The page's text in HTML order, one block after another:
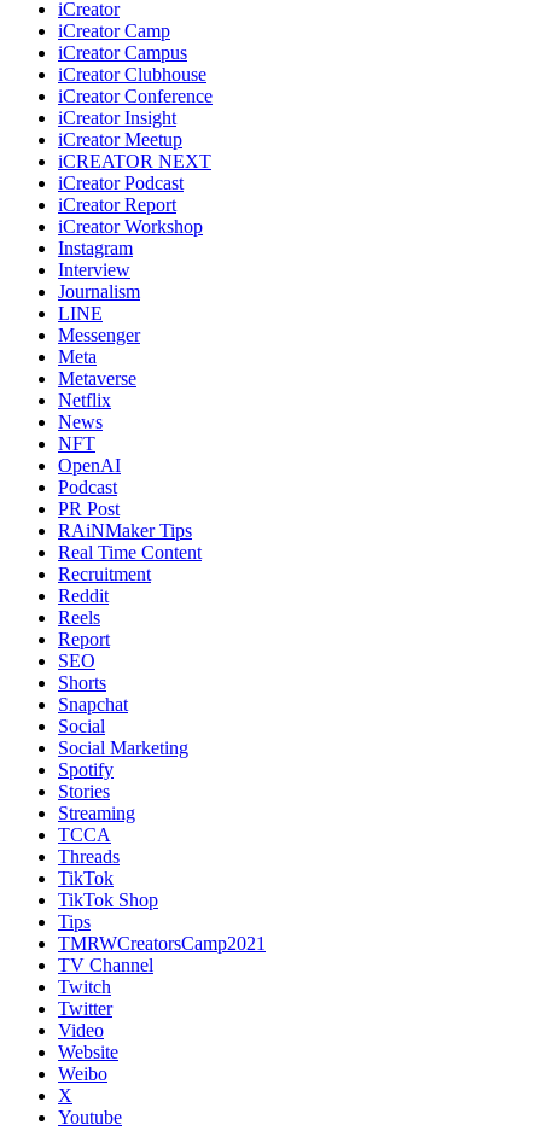
iCreator
iCreator Camp
iCreator Campus
iCreator Clubhouse
iCreator Conference
iCreator Insight
iCreator Meetup
iCREATOR NEXT
iCreator Podcast
iCreator Report
iCreator Workshop
Instagram
Interview
Journalism
LINE
Messenger
Meta
Metaverse
Netflix
News
NFT
OpenAI
Podcast
PR Post
RAiNMaker Tips
Real Time Content
Recruitment
Reddit
Reels
Report
SEO
Shorts
Snapchat
Social
Social Marketing
Spotify
Stories
Streaming
TCCA
Threads
TikTok
TikTok Shop
Tips
TMRWCreatorsCamp2021
TV Channel
Twitch
Twitter
Video
Website
Weibo
X
Youtube